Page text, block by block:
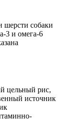
шерсти собаки
3 и омега-6
цельный рис,
источник